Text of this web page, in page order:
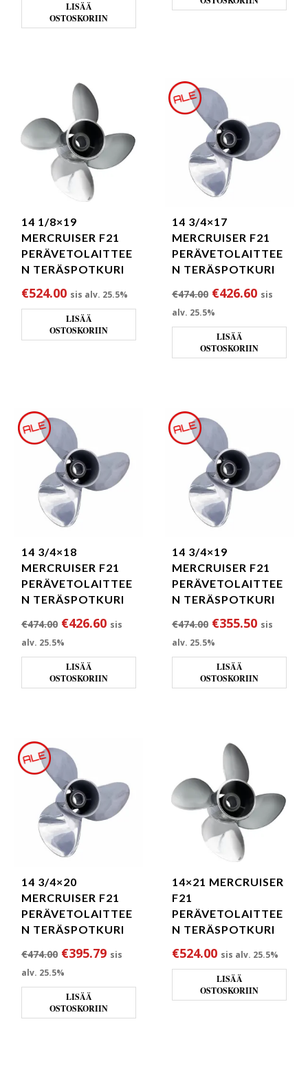
LISÄÄ
OSTOSKORIIN
14 1/8×19
MERCRUISER F21
PERÄVETOLAITTEE
N TERÄSPOTKURI
€524.00 sis alv. 25.5%
LISÄÄ
OSTOSKORIIN
14 3/4×17
MERCRUISER F21
PERÄVETOLAITTEE
N TERÄSPOTKURI
€474.00 Alkuperäinen
€426.60 sis
alv. 25.5%
LISÄÄ
OSTOSKORIIN
14 3/4×18
MERCRUISER F21
PERÄVETOLAITTEE
N TERÄSPOTKURI
€474.00 Alkuperäinen hinta oli: €474.00.
€426.60Nykyinen hinta on: €426.60.
sis
alv. 25.5%
LISÄÄ
OSTOSKORIIN
14 3/4×19
MERCRUISER F21
PERÄVETOLAITTEE
N TERÄSPOTKURI
€474.00 Alkuperäinen
€355.50 sis
alv. 25.5%
LISÄÄ
OSTOSKORIIN
14 3/4×20
MERCRUISER F21
PERÄVETOLAITTEE
N TERÄSPOTKURI
€474.00 Alkuperäinen hinta oli: €474.00.
€395.79Nykyinen hinta on: €395.79.
sis
alv. 25.5%
LISÄÄ
OSTOSKORIIN
14×21 MERCRUISER
F21
PERÄVETOLAITTEE
N TERÄSPOTKURI
€524.00 sis alv. 25.5%
LISÄÄ
OSTOSKORIIN